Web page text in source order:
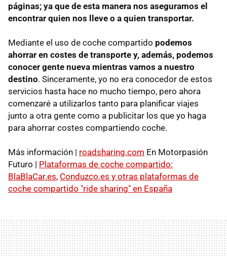
páginas; ya que de esta manera nos aseguramos el
encontrar quien nos lleve o a quien transportar.
Mediante el uso de coche compartido podemos
ahorrar en costes de transporte y, además, podemos
conocer gente nueva mientras vamos a nuestro
destino. Sinceramente, yo no era conocedor de estos
servicios hasta hace no mucho tiempo, pero ahora
comenzaré a utilizarlos tanto para planificar viajes
junto a otra gente como a publicitar los que yo haga
para ahorrar costes compartiendo coche.
Más información | roadsharing.com En Motorpasión
Futuro | Plataformas de coche compartido:
BlaBlaCar.es, Conduzco.es y otras plataformas de
coche compartido "ride sharing" en España